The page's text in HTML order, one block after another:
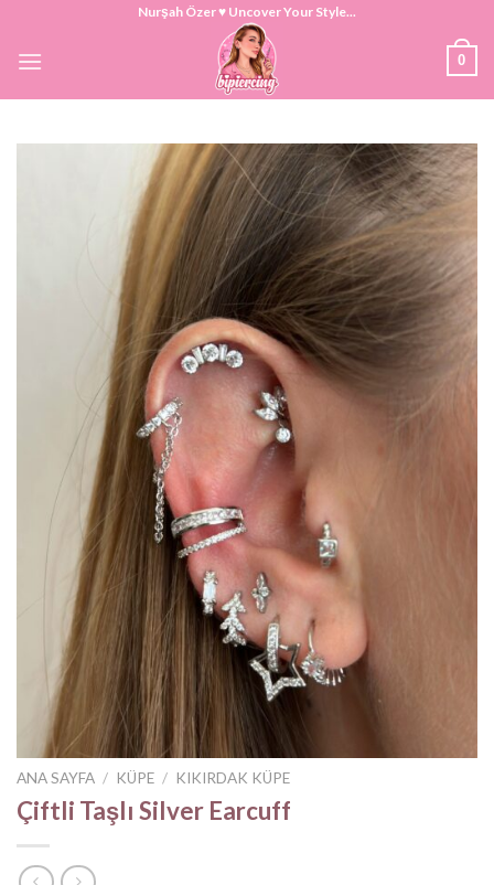
content
Nurşah Özer ♥ Uncover Your Style...
0
ANA SAYFA / KÜPE / KIKIRDAK KÜPE
Çiftli Taşlı Silver Earcuff